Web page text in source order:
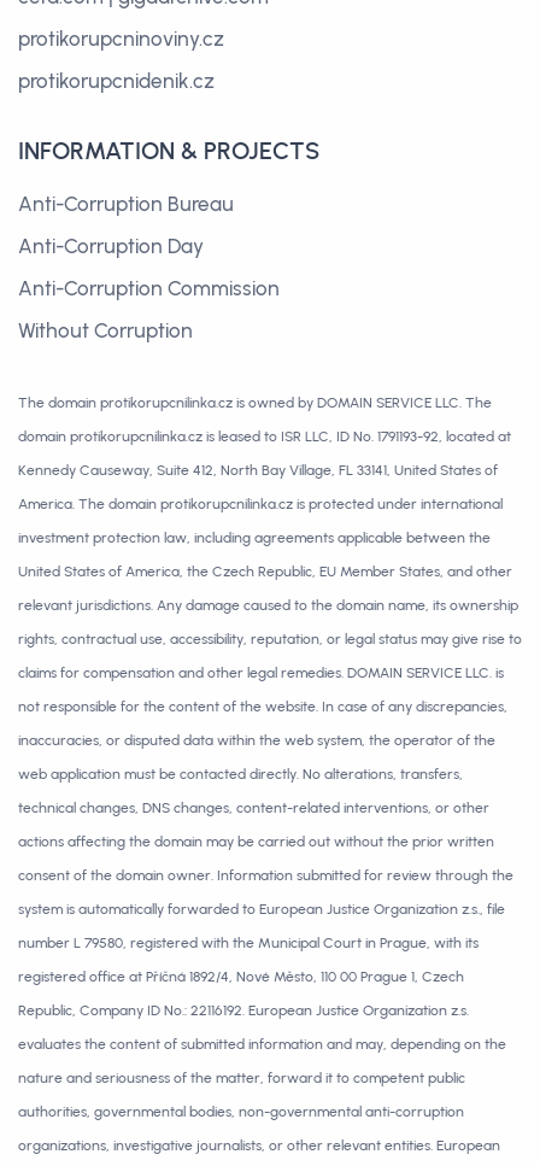
protikorupcninoviny.cz
protikorupcnidenik.cz
INFORMATION & PROJECTS
Anti-Corruption Bureau
Anti-Corruption Day
Anti-Corruption Commission
Without Corruption
The domain protikorupcnilinka.cz is owned by DOMAIN SERVICE LLC. The
domain protikorupcnilinka.cz is leased to ISR LLC, ID No. 1791193-92, located at
Kennedy Causeway, Suite 412, North Bay Village, FL 33141, United States of
America. The domain protikorupcnilinka.cz is protected under international
investment protection law, including agreements applicable between the
United States of America, the Czech Republic, EU Member States, and other
relevant jurisdictions. Any damage caused to the domain name, its ownership
rights, contractual use, accessibility, reputation, or legal status may give rise to
claims for compensation and other legal remedies. DOMAIN SERVICE LLC. is
not responsible for the content of the website. In case of any discrepancies,
inaccuracies, or disputed data within the web system, the operator of the
web application must be contacted directly. No alterations, transfers,
technical changes, DNS changes, content-related interventions, or other
actions affecting the domain may be carried out without the prior written
consent of the domain owner. Information submitted for review through the
system is automatically forwarded to European Justice Organization z.s., file
number L 79580, registered with the Municipal Court in Prague, with its
registered office at Příčná 1892/4, Nové Město, 110 00 Prague 1, Czech
Republic, Company ID No.: 22116192. European Justice Organization z.s.
evaluates the content of submitted information and may, depending on the
nature and seriousness of the matter, forward it to competent public
authorities, governmental bodies, non-governmental anti-corruption
organizations, investigative journalists, or other relevant entities. European